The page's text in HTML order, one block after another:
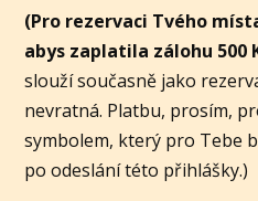
(Pro rezervaci Tvého
abys zaplatila zálohu 500
slouží současně jako
nevratná. Platbu, prosím,
symbolem, který pro Tebe
po odeslání této přihlášky.)